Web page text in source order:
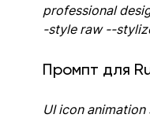
professional
-style raw --
Промпт для
UI icon